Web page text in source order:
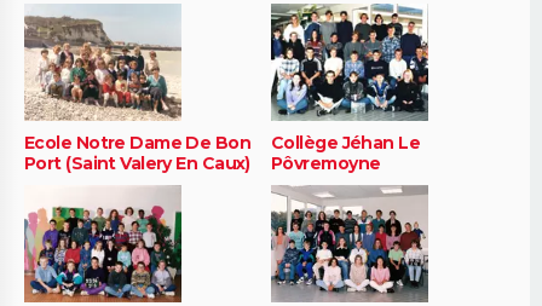
Ecole Notre Dame De Bon
Port (Saint Valery En Caux)
Collège Jéhan Le
Pôvremoyne